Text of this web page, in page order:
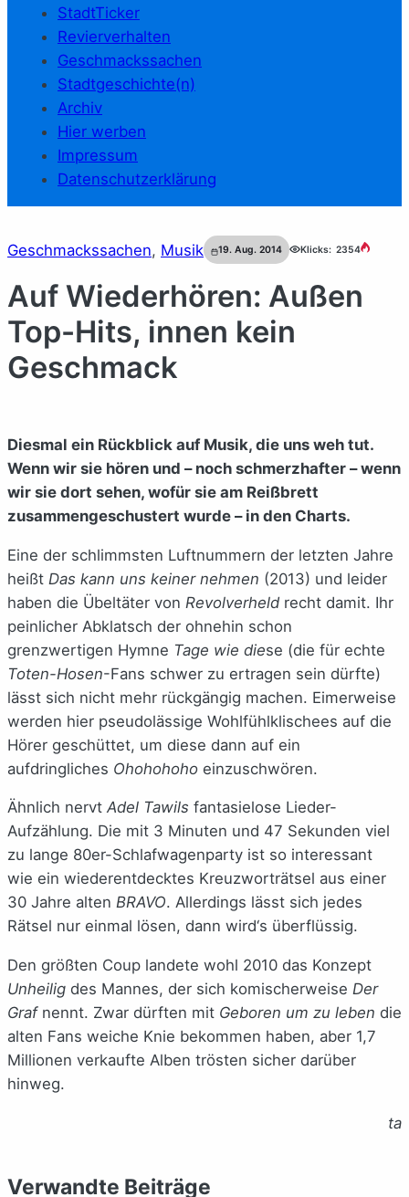
StadtTicker
Revierverhalten
Geschmackssachen
Stadtgeschichte(n)
Archiv
Hier werben
Impressum
Datenschutzerklärung
Geschmackssachen, Musik 19. Aug. 2014 Klicks: 2354
Auf Wiederhören: Außen
Top-Hits, innen kein
Geschmack
Diesmal ein Rückblick auf Musik, die uns weh tut.
Wenn wir sie hören und – noch schmerzhafter – wenn
wir sie dort sehen, wofür sie am Reißbrett
zusammengeschustert wurde – in den Charts.
Eine der schlimmsten Luftnummern der letzten Jahre
heißt Das kann uns keiner nehmen (2013) und leider
haben die Übeltäter von Revolverheld recht damit. Ihr
peinlicher Abklatsch der ohnehin schon
grenzwertigen Hymne Tage wie diese (die für echte
Toten-Hosen-Fans schwer zu ertragen sein dürfte)
lässt sich nicht mehr rückgängig machen. Eimerweise
werden hier pseudolässige Wohlfühlklischees auf die
Hörer geschüttet, um diese dann auf ein
aufdringliches Ohohohoho einzuschwören.
Ähnlich nervt Adel Tawils fantasielose Lieder-
Aufzählung. Die mit 3 Minuten und 47 Sekunden viel
zu lange 80er-Schlafwagenparty ist so interessant
wie ein wiederentdecktes Kreuzworträtsel aus einer
30 Jahre alten BRAVO. Allerdings lässt sich jedes
Rätsel nur einmal lösen, dann wird‘s überflüssig.
Den größten Coup landete wohl 2010 das Konzept
Unheilig des Mannes, der sich komischerweise Der
Grafnennt. Zwar dürften mit Geboren um zu leben die
alten Fans weiche Knie bekommen haben, aber 1,7
Millionen verkaufte Alben trösten sicher darüber
hinweg.
ta
Verwandte Beiträge